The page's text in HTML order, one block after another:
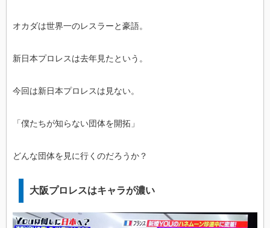
オカダは世界一のレスラーと豪語。
新日本プロレスは去年見たという。
今回は新日本プロレスは見ない。
「僕たちが知らない団体を開拓」
どんな団体を見に行くのだろうか？
大阪プロレスはキャラが濃い